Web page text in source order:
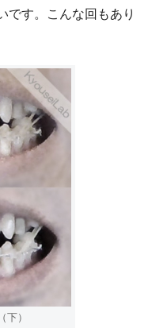
です。こんな回もあり
）